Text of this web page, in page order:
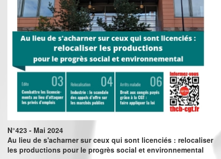
N°423 - Mai 2024
Au lieu de s'acharner sur ceux qui sont licenciés : relocaliser
les productions pour le progrès social et environnemental